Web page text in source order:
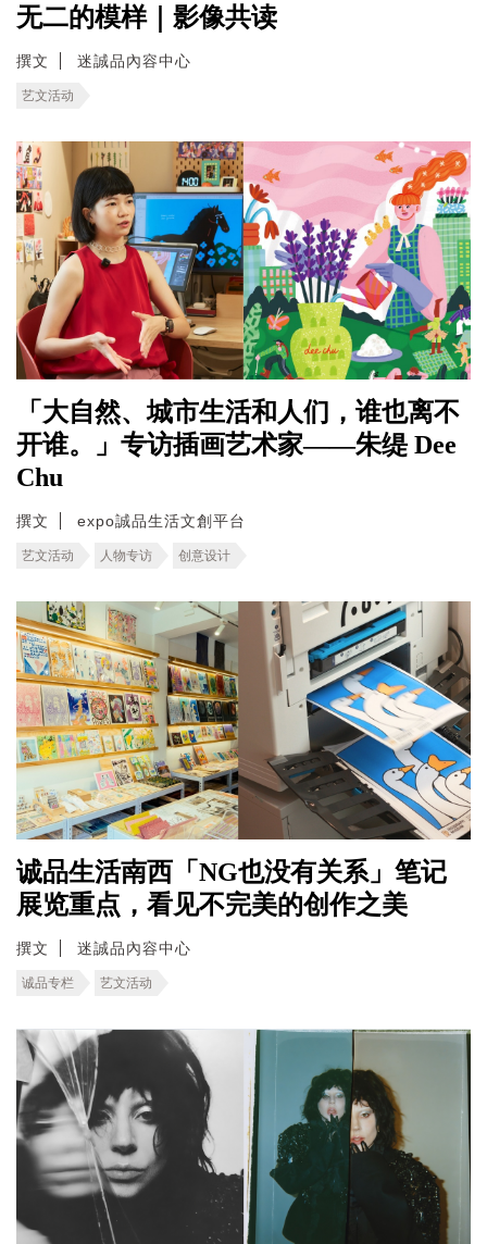
无二的模样｜影像共读
撰文 迷誠品內容中心
艺文活动
「大自然、城市生活和人们，谁也离不
开谁。」专访插画艺术家——朱缇 Dee
Chu
撰文 expo誠品生活文創平台
艺文活动 人物专访 创意设计
诚品生活南西「NG也没有关系」笔记
展览重点，看见不完美的创作之美
撰文 迷誠品內容中心
诚品专栏 艺文活动